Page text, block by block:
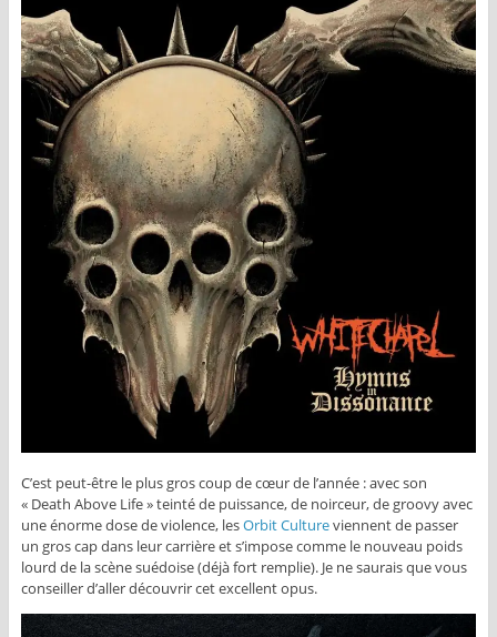
C’est peut-être le plus gros coup de cœur de l’année : avec son
« Death Above Life » teinté de puissance, de noirceur, de groovy avec
une énorme dose de violence, lesOrbit Cultureviennent de passer
un gros cap dans leur carrière et s’impose comme le nouveau poids
lourd de la scène suédoise (déjà fort remplie). Je ne saurais que vous
conseiller d’aller découvrir cet excellent opus.